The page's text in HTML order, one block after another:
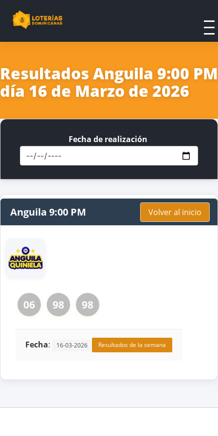
Resultados Anguila 9:00 PM
día 16 de Marzo de 2026
Fecha de realización
Anguila 9:00 PM Volver al inicio
06 98 98
Fecha: 16-03-2026 Resultados de la semana